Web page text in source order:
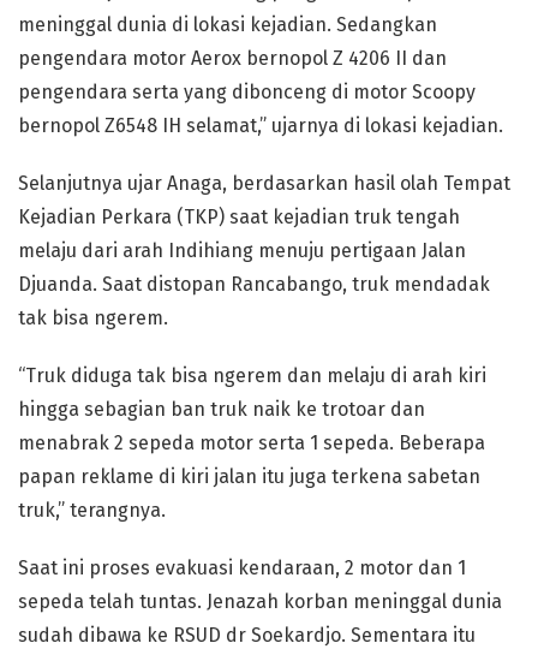
meninggal dunia di lokasi kejadian. Sedangkan
pengendara motor Aerox bernopol Z 4206 II dan
pengendara serta yang dibonceng di motor Scoopy
bernopol Z6548 IH selamat,” ujarnya di lokasi kejadian.
Selanjutnya ujar Anaga, berdasarkan hasil olah Tempat
Kejadian Perkara (TKP) saat kejadian truk tengah
melaju dari arah Indihiang menuju pertigaan Jalan
Djuanda. Saat distopan Rancabango, truk mendadak
tak bisa ngerem.
“Truk diduga tak bisa ngerem dan melaju di arah kiri
hingga sebagian ban truk naik ke trotoar dan
menabrak 2 sepeda motor serta 1 sepeda. Beberapa
papan reklame di kiri jalan itu juga terkena sabetan
truk,” terangnya.
Saat ini proses evakuasi kendaraan, 2 motor dan 1
sepeda telah tuntas. Jenazah korban meninggal dunia
sudah dibawa ke RSUD dr Soekardjo. Sementara itu